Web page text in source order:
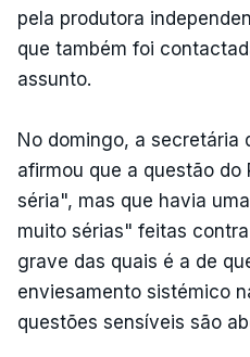
pela produtora
que também foi
assunto.
No domingo, a secretária
afirmou que a questão do
séria", mas que havia
muito sérias" feitas
grave das quais é a de
enviesamento sistémico
questões sensíveis são